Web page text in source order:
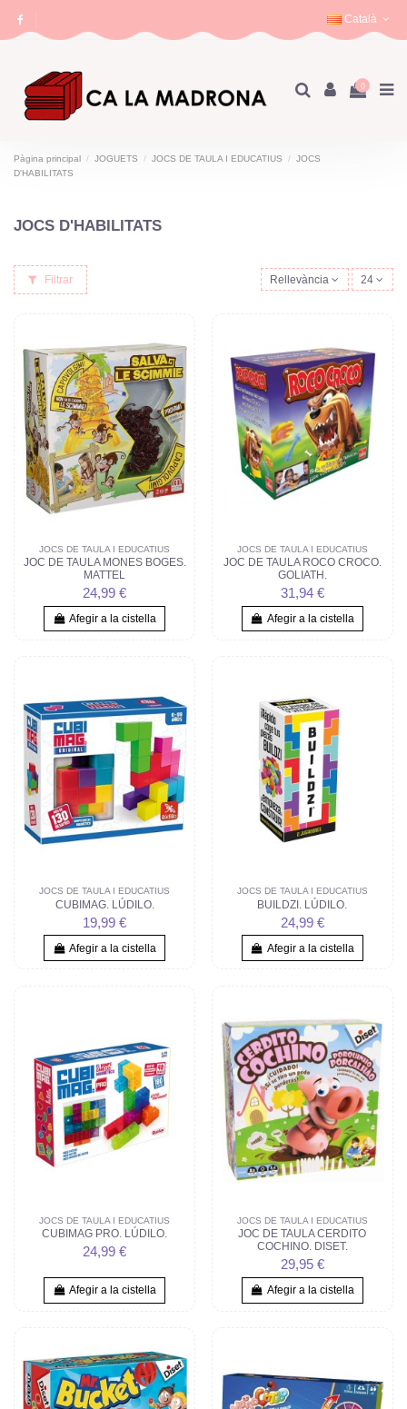
Català
0
Pàgina principal JOGUETS JOCS DE TAULA I EDUCATIUS
JOCS
D'HABILITATS
JOCS D'HABILITATS
Filtrar Rellevància 24
JOCS DE TAULA I EDUCATIUS
JOC DE TAULA MONES BOGES.
MATTEL
24,99 €
Afegir a la cistella
JOCS DE TAULA I EDUCATIUS
JOC DE TAULA ROCO CROCO.
GOLIATH.
31,94 €
Afegir a la cistella
JOCS DE TAULA I EDUCATIUS
CUBIMAG. LÚDILO.
19,99 €
Afegir a la cistella
JOCS DE TAULA I EDUCATIUS
BUILDZI. LÚDILO.
24,99 €
Afegir a la cistella
JOCS DE TAULA I EDUCATIUS
CUBIMAG PRO. LÚDILO.
24,99 €
Afegir a la cistella
JOCS DE TAULA I EDUCATIUS
JOC DE TAULA CERDITO
COCHINO. DISET.
29,95 €
Afegir a la cistella